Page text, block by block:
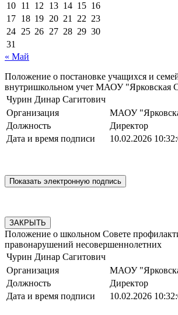
10 11 12 13 14 15 16
17 18 19 20 21 22 23
24 25 26 27 28 29 30
31
« Май
Положение о постановке учащихся и
внутришкольном учет МАОУ
Чурин Динар Сагитович
Организация
МАОУ
Должность
Директор
Дата и время подписи
10.02.2026
ЗАКРЫТЬ
Положение о школьном Совете
правонарушений несовершеннолетних
Чурин Динар Сагитович
Организация
МАОУ
Должность
Директор
Дата и время подписи
10.02.2026